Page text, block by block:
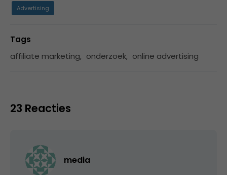
Advertising
Tags
affiliate marketing, onderzoek, online advertising
23 Reacties
media